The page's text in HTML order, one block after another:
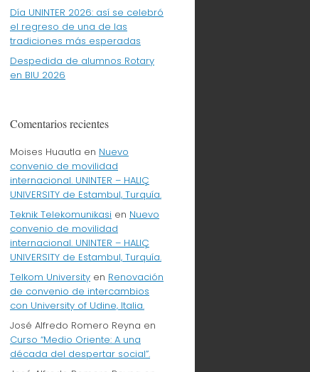
Día UNINTER 2026: así se celebró
el regreso de una de las
tradiciones más esperadas
Despedida de alumnos Rotary
en BIU 2026
Comentarios recientes
Moises Huautla en Nuevo
convenio de movilidad
internacional. UNINTER – HALIÇ
UNIVERSITY de Estambul, Turquía.
Teknik Telekomunikasi en Nuevo
convenio de movilidad
internacional. UNINTER – HALIÇ
UNIVERSITY de Estambul, Turquía.
Telkom University en Renovación
de convenio de intercambios
con University of Udine, Italia.
José Alfredo Romero Reyna en
Curso “Medio Oriente: A una
década del despertar social”.